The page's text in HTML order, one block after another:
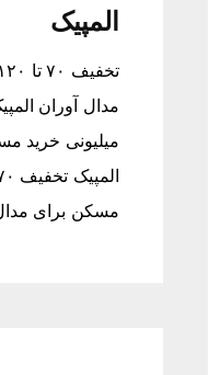
المپیک
میلیونی خرید
مسکن برای مدال